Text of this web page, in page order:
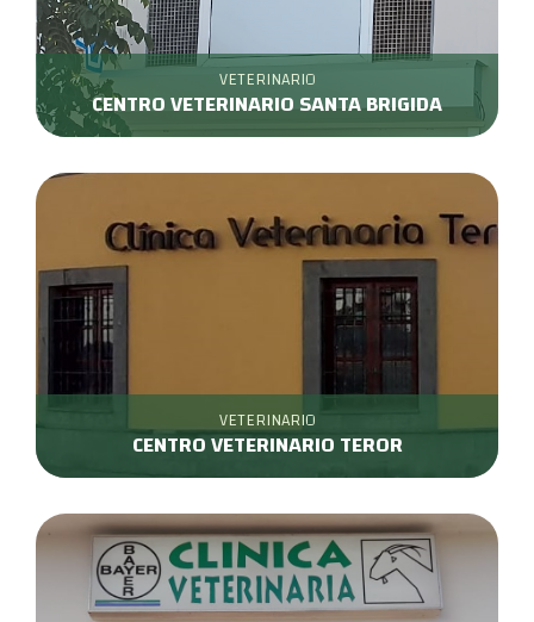
VETERINARIO
CENTRO VETERINARIO SANTA BRIGIDA
VETERINARIO
CENTRO VETERINARIO TEROR